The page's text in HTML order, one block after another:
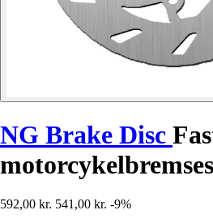
NG Brake Disc
592,00 kr. 541,00 kr. -9%